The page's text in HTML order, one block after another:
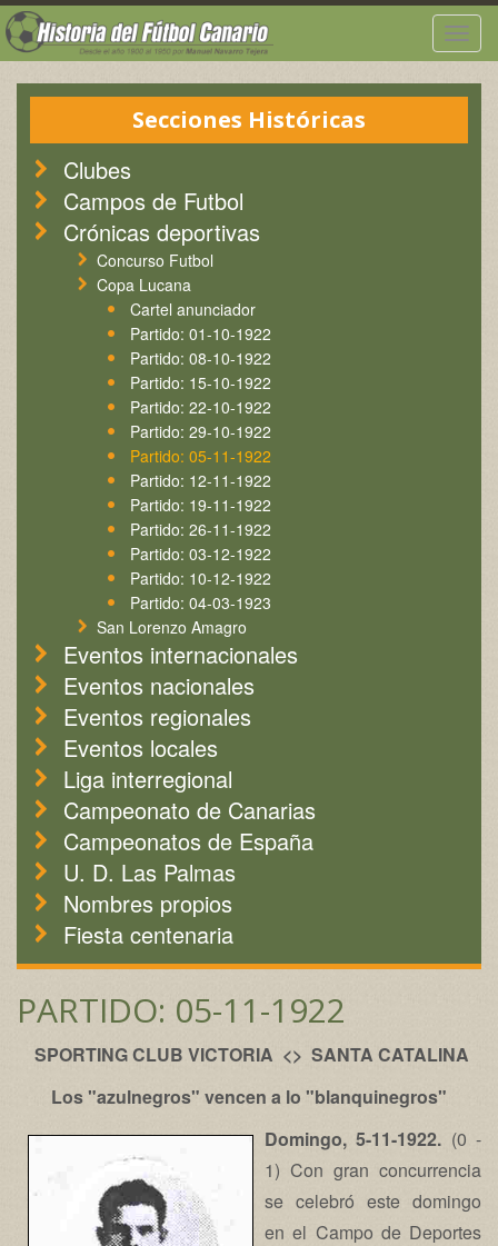
Secciones Históricas
Clubes
Campos de Futbol
Crónicas deportivas
Concurso Futbol
Copa Lucana
Cartel anunciador
Partido: 01-10-1922
Partido: 08-10-1922
Partido: 15-10-1922
Partido: 22-10-1922
Partido: 29-10-1922
Partido: 05-11-1922
Partido: 12-11-1922
Partido: 19-11-1922
Partido: 26-11-1922
Partido: 03-12-1922
Partido: 10-12-1922
Partido: 04-03-1923
San Lorenzo Amagro
Eventos internacionales
Eventos nacionales
Eventos regionales
Eventos locales
Liga interregional
Campeonato de Canarias
Campeonatos de España
U. D. Las Palmas
Nombres propios
Fiesta centenaria
PARTIDO: 05-11-1922
SPORTING CLUB VICTORIA <> SANTA CATALINA
Los "azulnegros" vencen a lo "blanquinegros"
Domingo, 5-11-1922. (0 -
1) Con gran concurrencia
se celebró este domingo
en el Campo de Deportes